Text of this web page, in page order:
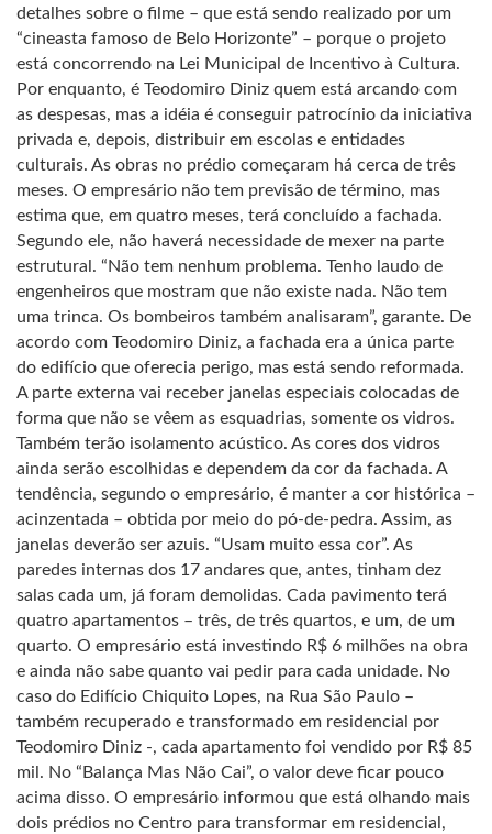
detalhes sobre o filme – que está sendo realizado por um
“cineasta famoso de Belo Horizonte” – porque o projeto
está concorrendo na Lei Municipal de Incentivo à Cultura.
Por enquanto, é Teodomiro Diniz quem está arcando com
as despesas, mas a idéia é conseguir patrocínio da iniciativa
privada e, depois, distribuir em escolas e entidades
culturais. As obras no prédio começaram há cerca de três
meses. O empresário não tem previsão de término, mas
estima que, em quatro meses, terá concluído a fachada.
Segundo ele, não haverá necessidade de mexer na parte
estrutural. “Não tem nenhum problema. Tenho laudo de
engenheiros que mostram que não existe nada. Não tem
uma trinca. Os bombeiros também analisaram”, garante. De
acordo com Teodomiro Diniz, a fachada era a única parte
do edifício que oferecia perigo, mas está sendo reformada.
A parte externa vai receber janelas especiais colocadas de
forma que não se vêem as esquadrias, somente os vidros.
Também terão isolamento acústico. As cores dos vidros
ainda serão escolhidas e dependem da cor da fachada. A
tendência, segundo o empresário, é manter a cor histórica –
acinzentada – obtida por meio do pó-de-pedra. Assim, as
janelas deverão ser azuis. “Usam muito essa cor”. As
paredes internas dos 17 andares que, antes, tinham dez
salas cada um, já foram demolidas. Cada pavimento terá
quatro apartamentos – três, de três quartos, e um, de um
quarto. O empresário está investindo R$ 6 milhões na obra
e ainda não sabe quanto vai pedir para cada unidade. No
caso do Edifício Chiquito Lopes, na Rua São Paulo –
também recuperado e transformado em residencial por
Teodomiro Diniz -, cada apartamento foi vendido por R$ 85
mil. No “Balança Mas Não Cai”, o valor deve ficar pouco
acima disso. O empresário informou que está olhando mais
dois prédios no Centro para transformar em residencial,